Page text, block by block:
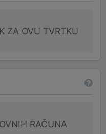
ZA OVU TVRTKU
RAČUNA